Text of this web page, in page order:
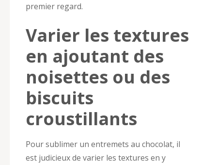
premier regard.
Varier les textures
en ajoutant des
noisettes ou des
biscuits
croustillants
Pour sublimer un entremets au chocolat, il
est judicieux de varier les textures en y